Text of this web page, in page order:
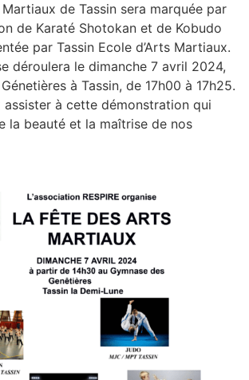
de Tassin sera marquée par
de Karaté Shotokan et de Kobudo
par Tassin Ecole d’Arts Martiaux.
déroulera le dimanche 7 avril 2024,
à Tassin, de 17h00 à 17h25.
assister à cette démonstration qui
la beauté et la maîtrise de nos